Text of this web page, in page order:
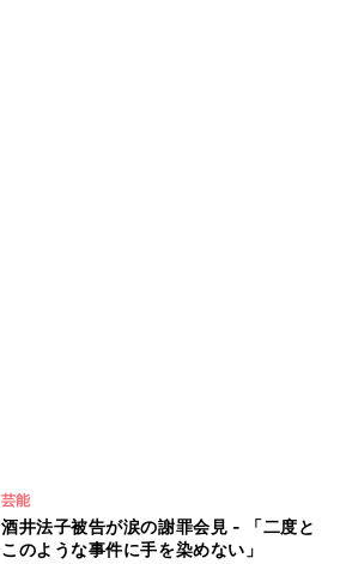
芸能
酒井法子被告が涙の謝罪会見 - 「二度と
このような事件に手を染めない」